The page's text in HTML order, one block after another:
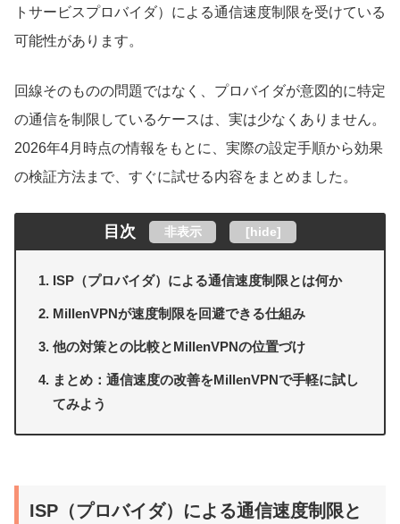
トサービスプロバイダ）による通信速度制限を受けている
可能性があります。
回線そのものの問題ではなく、プロバイダが意図的に特定
の通信を制限しているケースは、実は少なくありません。
2026年4月時点の情報をもとに、実際の設定手順から効果
の検証方法まで、すぐに試せる内容をまとめました。
目次 非表示 [hide]
ISP（プロバイダ）による通信速度制限とは何か
MillenVPNが速度制限を回避できる仕組み
他の対策との比較とMillenVPNの位置づけ
まとめ：通信速度の改善をMillenVPNで手軽に試し
てみよう
ISP（プロバイダ）による通信速度制限と